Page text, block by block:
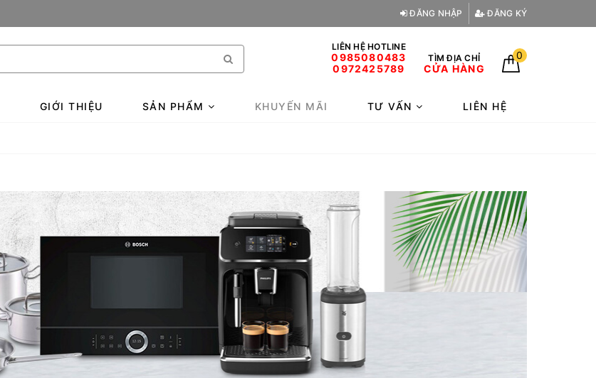
ĐĂNG NHẬP ĐĂNG KÝ
LIÊN HỆ HOTLINE
0985080483
0972425789
TÌM ĐỊA CHỈ
CỬA HÀNG
0
GIỚI THIỆU SẢN PHẨM KHUYẾN MÃI TƯ VẤN LIÊN HỆ